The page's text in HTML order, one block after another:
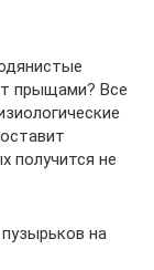
прыщами? Все
получится не
на